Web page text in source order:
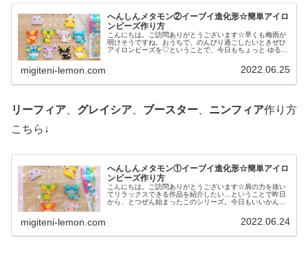
へんしんメタモン②イーブイ進化形☆簡単アイロ
ンビーズ作り方
こんにちは。ご訪問ありがとうございます☆早くも梅雨が
明けそうですね。おうちで、のんびり過ごしたいときぜひ
アイロンビーズを♡ということで、今日もちょっと ゆる〜
migiteni-lemon.com 2022.06.25
リーフィア グレイシア ブースター ニンフィア作り方
こちら↓
へんしんメタモン①イーブイ進化形☆簡単アイロ
ンビーズ作り方
こんにちは。ご訪問ありがとうございます☆肩の力を抜い
てリラックスできる作品を紹介したい…ということで昨日
から、とつぜん始まったこのシリーズ。今日もいいかんじ
migiteni-lemon.com 2022.06.24